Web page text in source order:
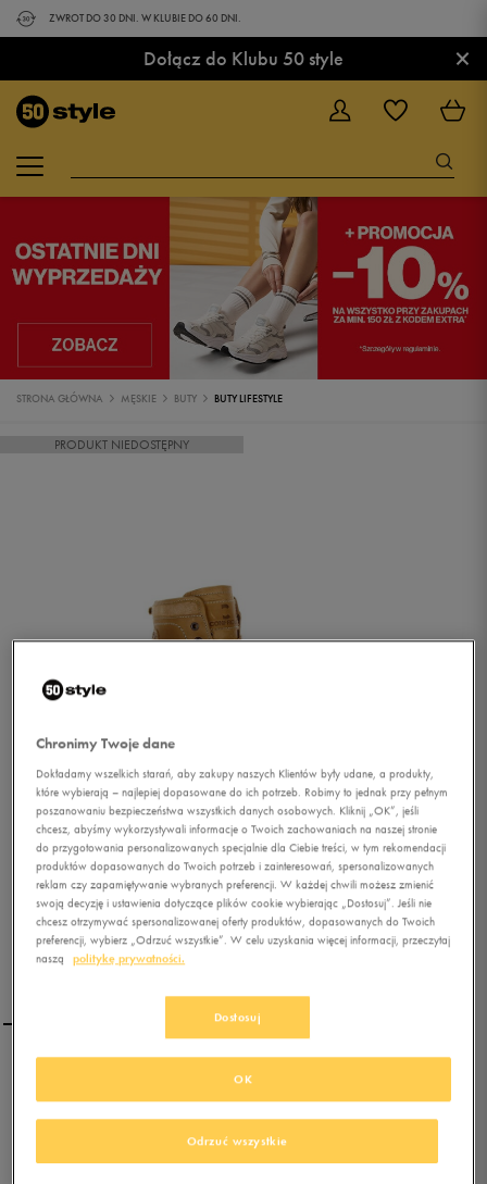
ZWROT DO 30 DNI. W KLUBIE DO 60 DNI.
Dołącz do Klubu 50 style ×
STRONA GŁÓWNA MĘSKIE BUTY BUTY LIFESTYLE
PRODUKT NIEDOSTĘPNY
CONFRONT LEXINGTON
Chronimy Twoje dane
Dokładamy wszelkich starań, aby zakupy naszych Klientów były udane, a produkty,
które wybierają – najlepiej dopasowane do ich potrzeb. Robimy to jednak przy pełnym
poszanowaniu bezpieczeństwa wszystkich danych osobowych. Kliknij „OK”, jeśli
chcesz, abyśmy wykorzystywali informacje o Twoich zachowaniach na naszej stronie
do przygotowania personalizowanych specjalnie dla Ciebie treści, w tym rekomendacji
produktów dopasowanych do Twoich potrzeb i zainteresowań, spersonalizowanych
reklam czy zapamiętywanie wybranych preferencji. W każdej chwili możesz zmienić
swoją decyzję i ustawienia dotyczące plików cookie wybierając „Dostosuj”. Jeśli nie
chcesz otrzymywać spersonalizowanej oferty produktów, dopasowanych do Twoich
preferencji, wybierz „Odrzuć wszystkie”. W celu uzyskania więcej informacji, przeczytaj
naszą
politykę prywatności.
Dostosuj
Odrzuć wszystkie
OK